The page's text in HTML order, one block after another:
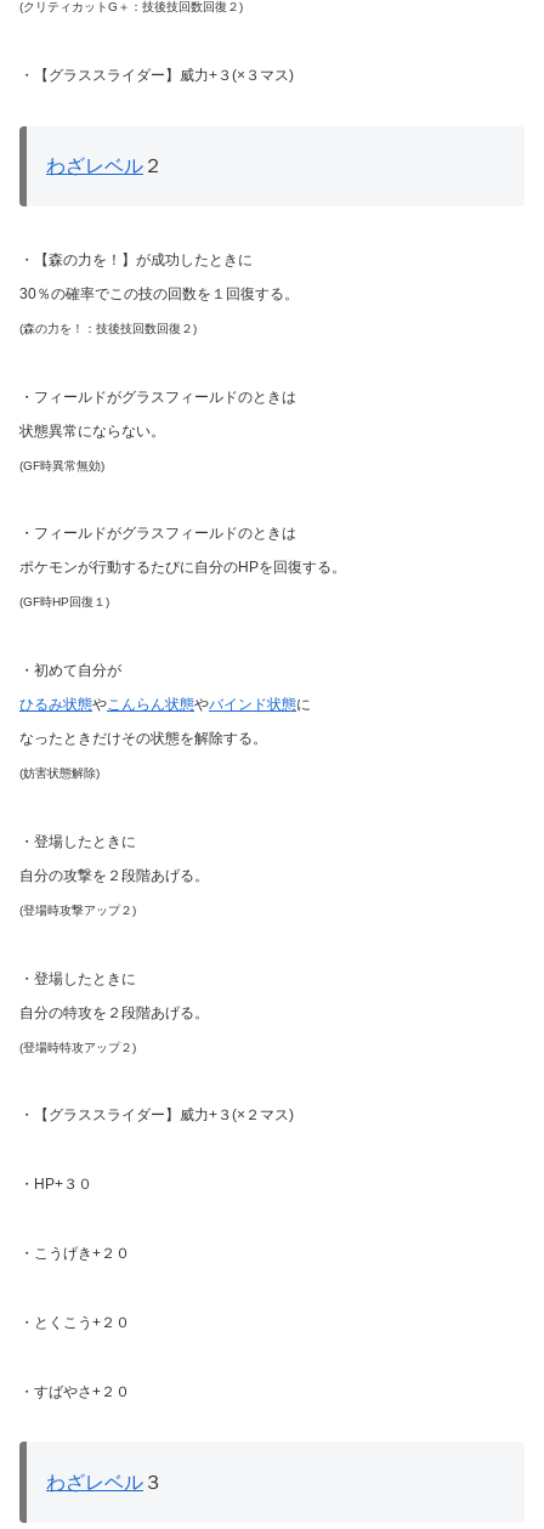
(クリティカットG＋：技後技回数回復２)
・【グラススライダー】威力+３(×３マス)
わざレベル ２
・【森の力を！】が成功したときに
30％の確率でこの技の回数を１回復する。
(森の力を！：技後技回数回復２)
・フィールドがグラスフィールドのときは
状態異常にならない。
(GF時異常無効)
・フィールドがグラスフィールドのときは
ポケモンが行動するたびに自分のHPを回復する。
(GF時HP回復１)
・初めて自分が
ひるみ状態やこんらん状態やバインド状態に
なったときだけその状態を解除する。
(妨害状態解除)
・登場したときに
自分の攻撃を２段階あげる。
(登場時攻撃アップ２)
・登場したときに
自分の特攻を２段階あげる。
(登場時特攻アップ２)
・【グラススライダー】威力+３(×２マス)
・HP+３０
・こうげき+２０
・とくこう+２０
・すばやさ+２０
わざレベル ３